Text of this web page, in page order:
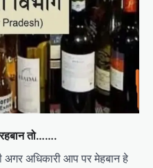
तो…….
अगर अधिकारी आप पर मेहबान हे